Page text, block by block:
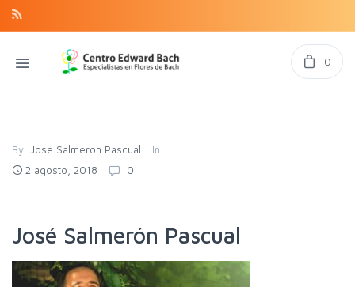
0
By Jose Salmeron Pascual
In
2 agosto, 2018
0
José Salmerón Pascual